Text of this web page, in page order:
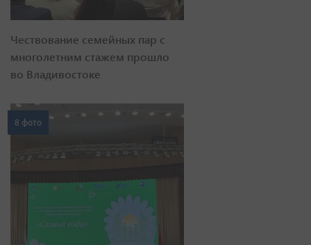
Чествование семейных пар с
многолетним стажем прошло
во Владивостоке
8 фото